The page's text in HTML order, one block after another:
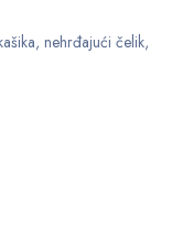
, nehrđajući čelik,